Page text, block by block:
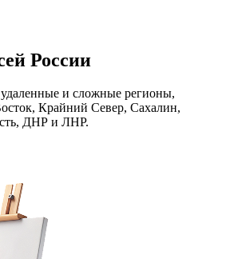
России
и сложные регионы,
Крайний Север, Сахалин,
ДНР и ЛНР.